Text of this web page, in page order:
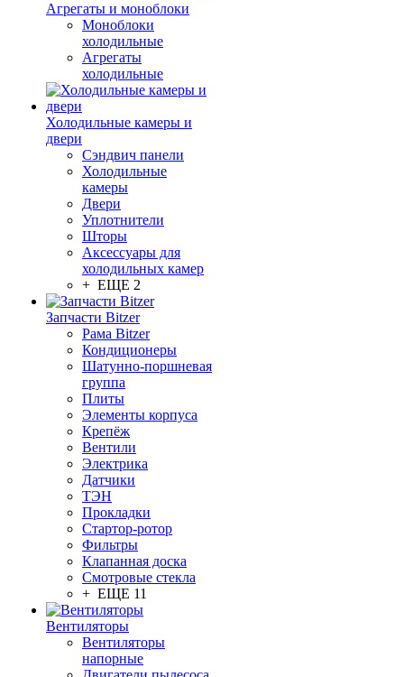
Агрегаты и моноблоки
Моноблоки
холодильные
Агрегаты
холодильные
Холодильные камеры и
двери
Сэндвич панели
Холодильные
камеры
Двери
Уплотнители
Шторы
Аксессуары для
холодильных камер
+ ЕЩЕ 2
Запчасти Bitzer
Рама Bitzer
Кондиционеры
Шатунно-поршневая
группа
Плиты
Элементы корпуса
Крепёж
Вентили
Электрика
Датчики
ТЭН
Прокладки
Стартор-ротор
Фильтры
Клапанная доска
Смотровые стекла
+ ЕЩЕ 11
Вентиляторы
Вентиляторы
напорные